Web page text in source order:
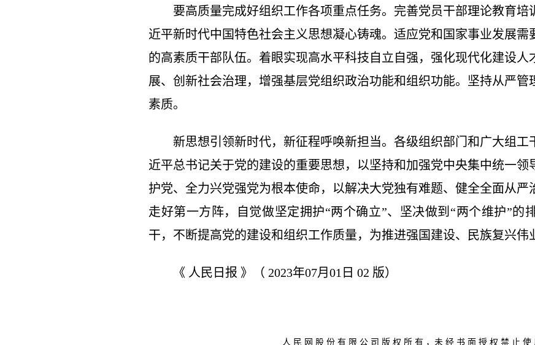
要高质量完成好组织工作各项重点任务。完善党员干部理论教育培
近平新时代中国特色社会主义思想凝心铸魂。适应党和国家事业发展需
的高素质干部队伍。着眼实现高水平科技自立自强，强化现代化建设人
展、创新社会治理，增强基层党组织政治功能和组织功能。坚持从严管
素质。
新思想引领新时代，新征程呼唤新担当。各级组织部门和广大组工
近平总书记关于党的建设的重要思想，以坚持和加强党中央集中统一领
护党、全力兴党强党为根本使命，以解决大党独有难题、健全全面从严
走好第一方阵，自觉做坚定拥护“两个确立”、坚决做到“两个维护”的
干，不断提高党的建设和组织工作质量，为推进强国建设、民族复兴伟
《 人民日报 》（ 2023年07月01日 02 版）
人 民 网 股 份 有 限 公 司 版 权 所 有 ，未 经 书 面 授 权 禁 止 使